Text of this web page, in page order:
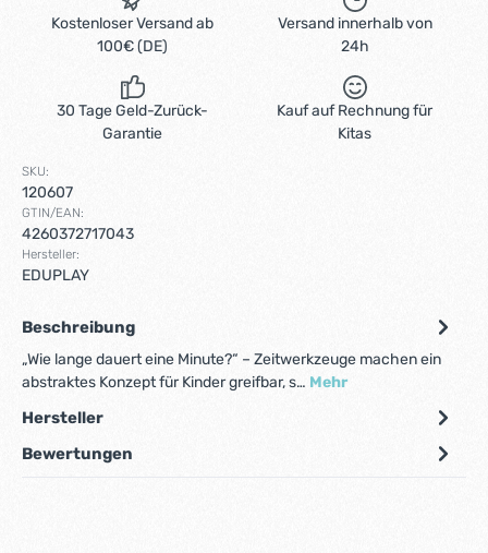
Kostenloser Versand ab
100€ (DE)
Versand innerhalb von
24h
30 Tage Geld-Zurück-
Garantie
Kauf auf Rechnung für
Kitas
SKU:
120607
GTIN/EAN:
4260372717043
Hersteller:
EDUPLAY
Beschreibung
„Wie lange dauert eine Minute?“ – Zeitwerkzeuge machen ein
abstraktes Konzept für Kinder greifbar, s… Mehr
Hersteller
Bewertungen